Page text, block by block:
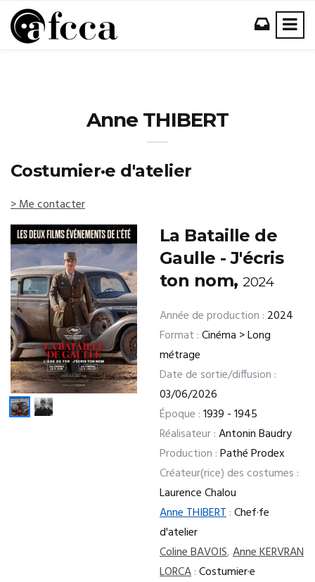
Anne THIBERT
Costumier·e d'atelier
> Me contacter
La Bataille de
Gaulle - J'écris
ton nom,2024
Année de production : 2024
Format :Cinéma > Long
métrage
Date de sortie/diffusion :
03/06/2026
Époque :1939 - 1945
Réalisateur :Antonin Baudry
Production :Pathé Prodex
Créateur(rice) des costumes :
Laurence Chalou
Anne THIBERT:Chef·fe
d'atelier
Coline BAVOIS,Anne KERVRAN
LORCA:Costumier·e